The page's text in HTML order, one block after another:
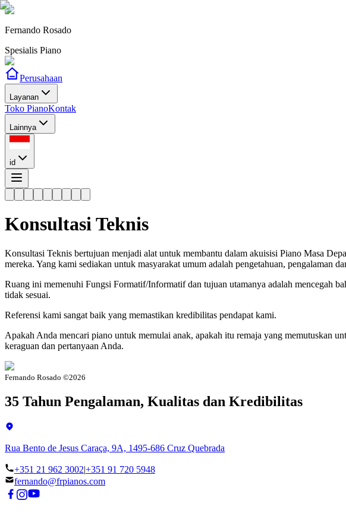
Fernando Rosado
Spesialis Piano
Perusahaan
Layanan
Toko PianoKontak
Lainnya
id
Konsultasi Teknis
Konsultasi Teknis bertujuan menjadi alat untuk membantu dalam akuisisi Piano Masa
mereka. Yang kami sediakan untuk masyarakat umum adalah pengetahuan,
Ruang ini memenuhi Fungsi Formatif/Informatif dan tujuan utamanya adalah mencegah
tidak sesuai.
Referensi kami sangat baik yang memastikan kredibilitas pendapat kami.
Apakah Anda mencari piano untuk memulai anak, apakah itu remaja yang memutuskan
keraguan dan pertanyaan Anda.
Fernando Rosado ©2026
35 Tahun Pengalaman, Kualitas dan Kredibilitas
Rua Bento de Jesus Caraça, 9A, 1495-686 Cruz Quebrada
+351 21 962 3002|+351 91 720 5948
fernando@frpianos.com